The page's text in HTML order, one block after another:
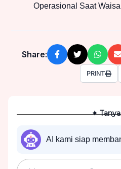
Operasional Saat
Share:
PRINT
✦
AI kami siap